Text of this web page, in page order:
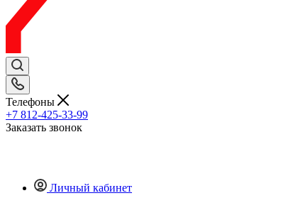
Телефоны
+7 812-425-33-99
Заказать звонок
Личный кабинет